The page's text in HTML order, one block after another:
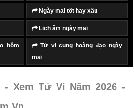
cho các vong linh được siêu
luôn mạnh khỏe, bình an.
Ngày mai tốt hay xấu
Lịch âm ngày mai
hôm
Tử vi cung hoàng đạo ngày
mai
- Xem Tử Vi Năm 2026 -